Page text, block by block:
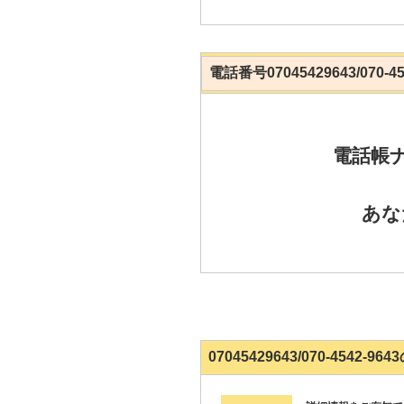
電話番号07045429643/070-
電話帳
あ
07045429643/070-4542-